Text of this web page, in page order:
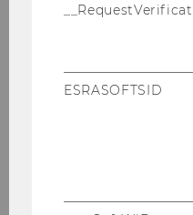
ESRASOFTSID